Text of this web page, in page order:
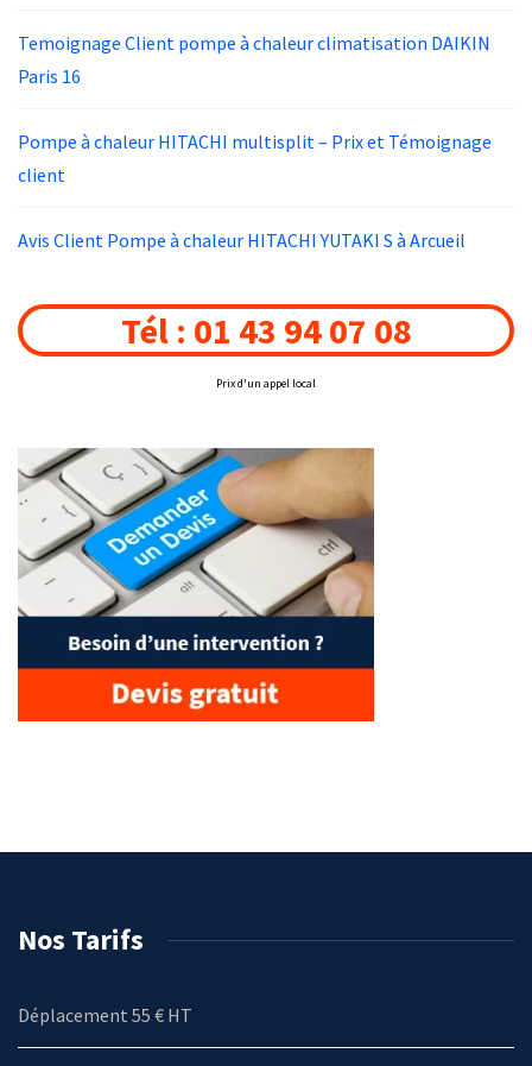
Temoignage Client pompe à chaleur climatisation DAIKIN
Paris 16
Pompe à chaleur HITACHI multisplit – Prix et Témoignage
client
Avis Client Pompe à chaleur HITACHI YUTAKI S à Arcueil
Tél : 01 43 94 07 08
Prix d'un appel local
Nos Tarifs
Déplacement 55 € HT